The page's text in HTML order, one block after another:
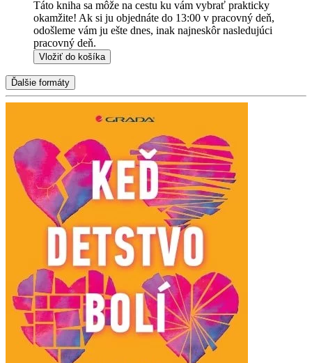
Táto kniha sa môže na cestu ku vám vybrať prakticky
okamžite! Ak si ju objednáte do 13:00 v pracovný deň,
odošleme vám ju ešte dnes, inak najneskôr nasledujúci
pracovný deň.
Vložiť do košíka
Ďalšie formáty